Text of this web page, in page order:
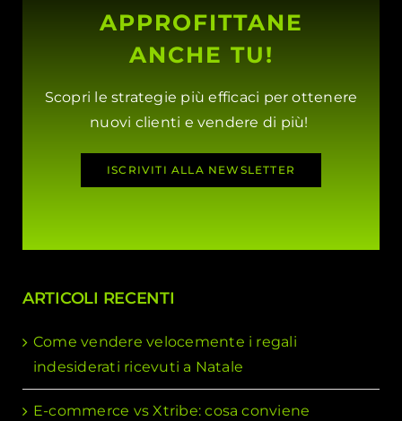
APPROFITTANE
ANCHE TU!
Scopri le strategie più efficaci per ottenere
nuovi clienti e vendere di più!
ISCRIVITI ALLA NEWSLETTER
ARTICOLI RECENTI
Come vendere velocemente i regali
indesiderati ricevuti a Natale
E-commerce vs Xtribe: cosa conviene